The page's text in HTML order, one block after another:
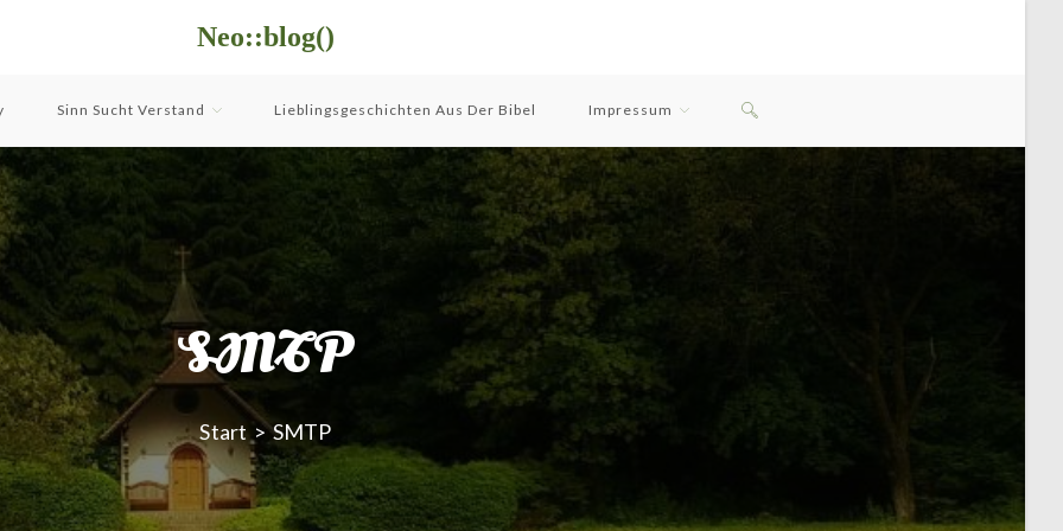
Neo::blog()
Sinn Sucht Verstand Lieblingsgeschichten Aus Der Bibel Impressum Website-
Umschalten
SMTP
Start > SMTP